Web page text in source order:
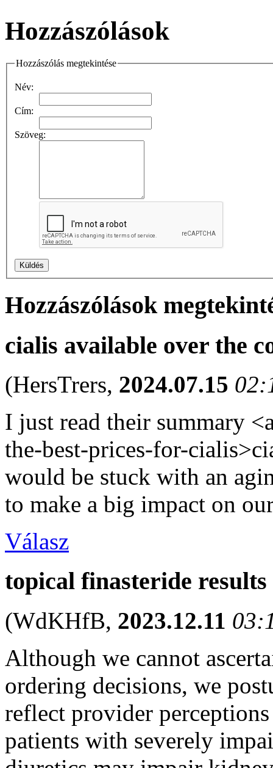
Hozzászólások
Hozzászólás megtekintése
Név:
Cím:
Szöveg:
Hozzászólások
cialis available over the
(HersTrers, 2024.07.15
I just read their summary
the-best-prices-for-
would be stuck with an
to make a big impact on
Válasz
topical finasteride results
(WdKHfB, 2023.12.11
Although we cannot
ordering decisions, we
reflect provider
patients with severely